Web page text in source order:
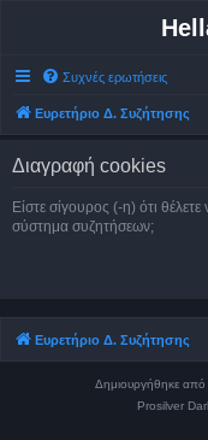
Συχνές ερωτήσεις
Ευρετήριο Δ. Συζήτησης
Διαγραφή cookies
Είστε σίγουρος (-η) ότι
σύστημα συζητήσεων;
Ευρετήριο Δ. Συζήτησης
Δημιουργήθηκε από
Prosilver